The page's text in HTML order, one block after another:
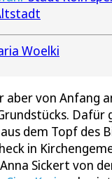
Woelki
aber von Anfang
Dafür
dem Topf des
in
Sickert von